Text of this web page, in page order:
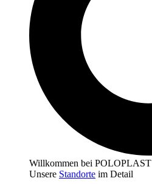
Willkommen bei POLOPLAST
Unsere Standorte im Detail